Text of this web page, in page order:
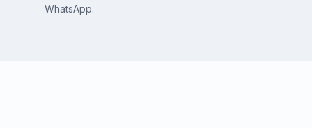
WhatsApp.